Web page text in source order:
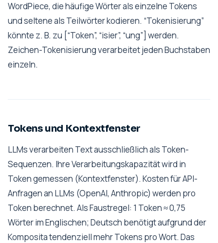
WordPiece, die häufige Wörter als einzelne Tokens
und seltene als Teilwörter kodieren. “Tokenisierung”
könnte z. B. zu [“Token”, “isier”, “ung”] werden.
Zeichen-Tokenisierung verarbeitet jeden Buchstaben
einzeln.
Tokens und Kontextfenster
LLMs verarbeiten Text ausschließlich als Token-
Sequenzen. Ihre Verarbeitungskapazität wird in
Token gemessen (Kontextfenster). Kosten für API-
Anfragen an LLMs (OpenAI, Anthropic) werden pro
Token berechnet. Als Faustregel: 1 Token ≈ 0,75
Wörter im Englischen; Deutsch benötigt aufgrund der
Komposita tendenziell mehr Tokens pro Wort. Das